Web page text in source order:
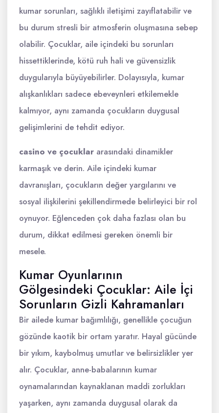
kumar sorunları, sağlıklı iletişimi zayıflatabilir ve
bu durum stresli bir atmosferin oluşmasına sebep
olabilir. Çocuklar, aile içindeki bu sorunları
hissettiklerinde, kötü ruh hali ve güvensizlik
duygularıyla büyüyebilirler. Dolayısıyla, kumar
alışkanlıkları sadece ebeveynleri etkilemekle
kalmıyor, aynı zamanda çocukların duygusal
gelişimlerini de tehdit ediyor.
casino ve çocuklar arasındaki dinamikler
karmaşık ve derin. Aile içindeki kumar
davranışları, çocukların değer yargılarını ve
sosyal ilişkilerini şekillendirmede belirleyici bir rol
oynuyor. Eğlenceden çok daha fazlası olan bu
durum, dikkat edilmesi gereken önemli bir
mesele.
Kumar Oyunlarının
Gölgesindeki Çocuklar: Aile İçi
Sorunların Gizli Kahramanları
Bir ailede kumar bağımlılığı, genellikle çocuğun
gözünde kaotik bir ortam yaratır. Hayal gücünde
bir yıkım, kaybolmuş umutlar ve belirsizlikler yer
alır. Çocuklar, anne-babalarının kumar
oynamalarından kaynaklanan maddi zorlukları
yaşarken, aynı zamanda duygusal olarak da